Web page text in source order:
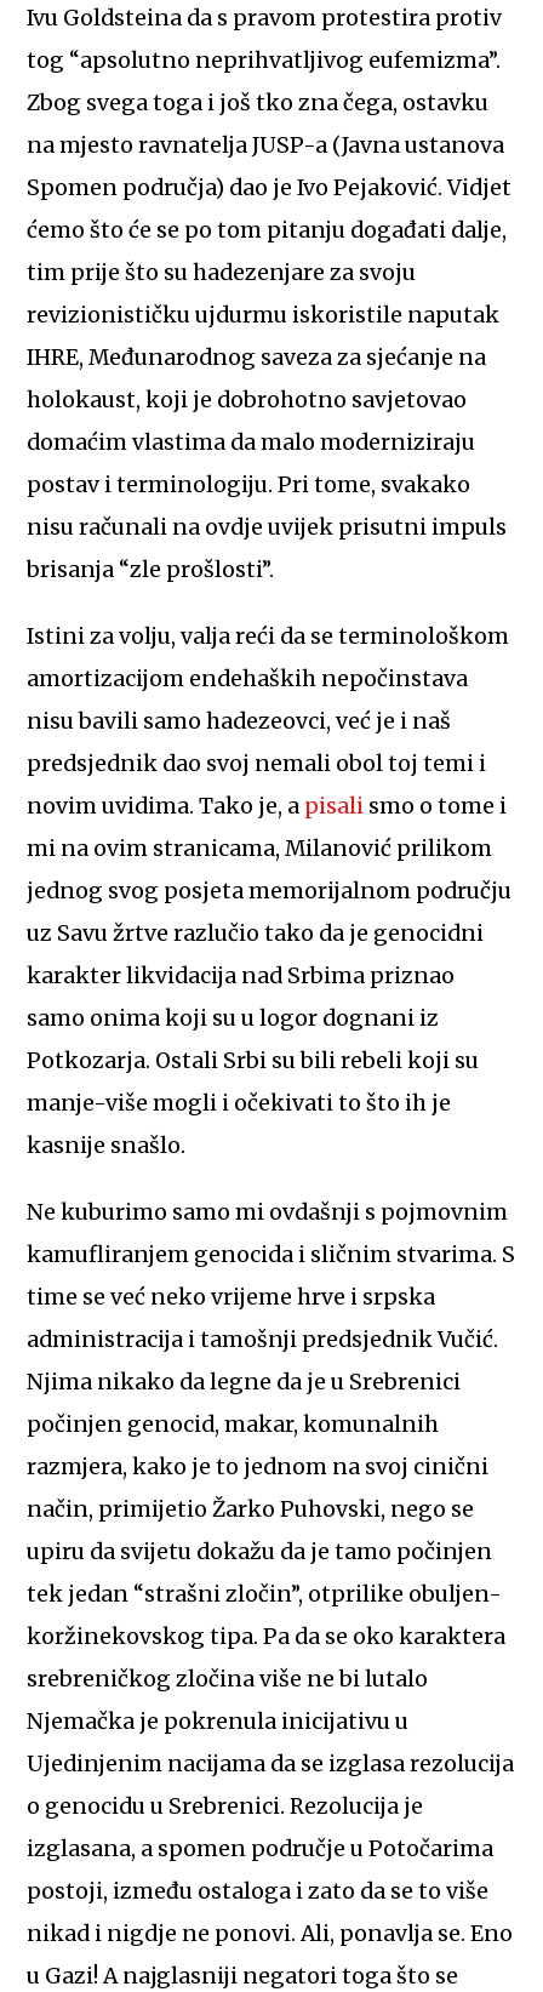
Ivu Goldsteina da s pravom protestira protiv
tog “apsolutno neprihvatljivog eufemizma”.
Zbog svega toga i još tko zna čega, ostavku
na mjesto ravnatelja JUSP-a (Javna ustanova
Spomen područja) dao je Ivo Pejaković. Vidjet
ćemo što će se po tom pitanju događati dalje,
tim prije što su hadezenjare za svoju
revizionističku ujdurmu iskoristile naputak
IHRE, Međunarodnog saveza za sjećanje na
holokaust, koji je dobrohotno savjetovao
domaćim vlastima da malo moderniziraju
postav i terminologiju. Pri tome, svakako
nisu računali na ovdje uvijek prisutni impuls
brisanja “zle prošlosti”.
Istini za volju, valja reći da se terminološkom
amortizacijom endehaških nepočinstava
nisu bavili samo hadezeovci, već je i naš
predsjednik dao svoj nemali obol toj temi i
novim uvidima. Tako je, a pisali smo o tome i
mi na ovim stranicama, Milanović prilikom
jednog svog posjeta memorijalnom području
uz Savu žrtve razlučio tako da je genocidni
karakter likvidacija nad Srbima priznao
samo onima koji su u logor dognani iz
Potkozarja. Ostali Srbi su bili rebeli koji su
manje-više mogli i očekivati to što ih je
kasnije snašlo.
Ne kuburimo samo mi ovdašnji s pojmovnim
kamufliranjem genocida i sličnim stvarima. S
time se već neko vrijeme hrve i srpska
administracija i tamošnji predsjednik Vučić.
Njima nikako da legne da je u Srebrenici
počinjen genocid, makar, komunalnih
razmjera, kako je to jednom na svoj cinični
način, primijetio Žarko Puhovski, nego se
upiru da svijetu dokažu da je tamo počinjen
tek jedan “strašni zločin”, otprilike obuljen-
koržinekovskog tipa. Pa da se oko karaktera
srebreničkog zločina više ne bi lutalo
Njemačka je pokrenula inicijativu u
Ujedinjenim nacijama da se izglasa rezolucija
o genocidu u Srebrenici. Rezolucija je
izglasana, a spomen područje u Potočarima
postoji, između ostaloga i zato da se to više
nikad i nigdje ne ponovi. Ali, ponavlja se. Eno
u Gazi! A najglasniji negatori toga što se